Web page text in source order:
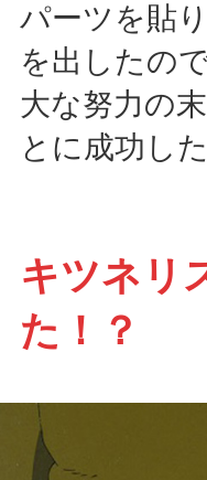
パーツを貼
を出したの
大な努力の
とに成功し
キツネリ
た！？